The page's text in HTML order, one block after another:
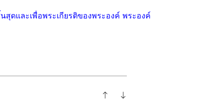
ดและเพื่อพระเกียรติของพระองค์ พระองค์